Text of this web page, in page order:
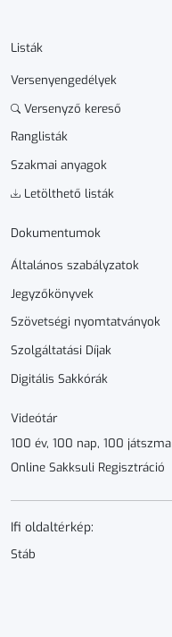
Listák
Versenyengedélyek
Versenyző kereső
Ranglisták
Szakmai anyagok
Letölthető listák
Dokumen­­tumok
Általános szabályzatok
Jegyzőkönyvek
Szövetségi nyomtatványok
Szolgáltatási Díjak
Digitális Sakkórák
Videótár
100 év, 100 nap, 100 játszma
Online Sakksuli Regisztráció
Ifi oldaltérkép:
Stáb